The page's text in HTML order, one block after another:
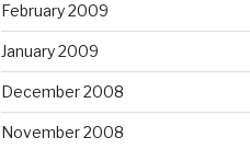
February 2009
January 2009
December 2008
November 2008